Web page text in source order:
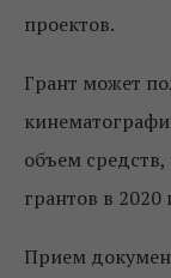
проектов.
Грант может
объем
грантов в 2020
Прием